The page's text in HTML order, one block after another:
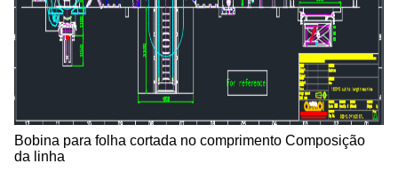
Bobina para folha cortada no comprimento Composição
da linha